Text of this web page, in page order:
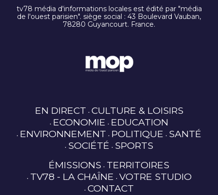
tv78 média d'informations locales est édité par "média
de l'ouest parisien". siège social : 43 Boulevard Vauban,
78280 Guyancourt. France.
EN DIRECT CULTURE & LOISIRS
ECONOMIE EDUCATION
ENVIRONNEMENT POLITIQUE SANTÉ
SOCIÉTÉ SPORTS
ÉMISSIONS TERRITOIRES
TV78 - LA CHAÎNE VOTRE STUDIO
CONTACT